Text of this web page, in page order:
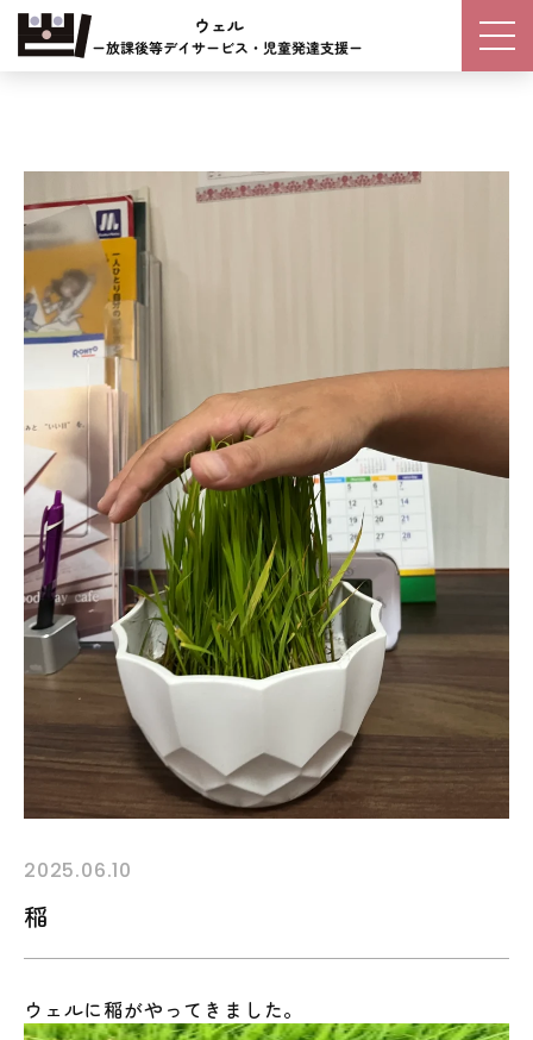
2025.06.10
稲
ウェルに稲がやってきました。